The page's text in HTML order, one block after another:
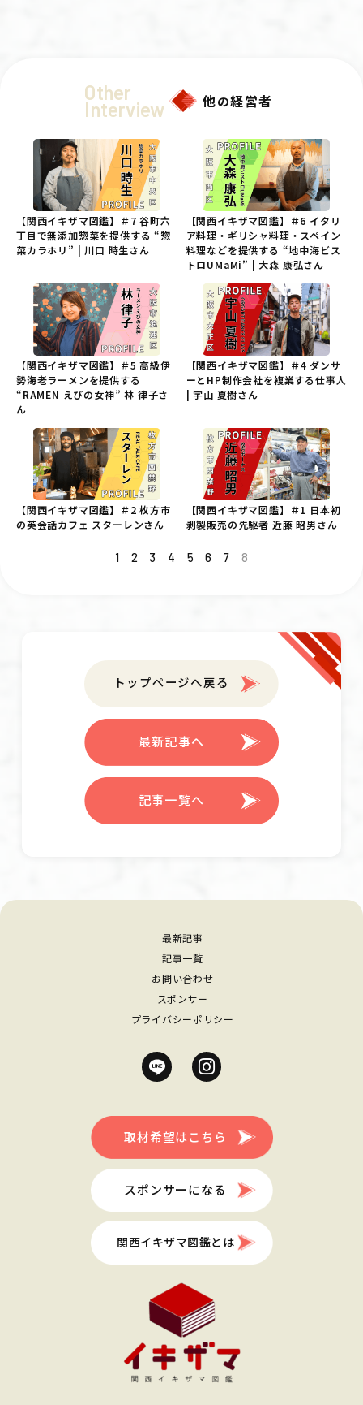
Other
Interview 他の経営者
【関西イキザマ図鑑】＃7 谷町六
丁目で無添加惣菜を提供する “惣
菜カラホリ” | 川口 時生さん
【関西イキザマ図鑑】＃6 イタリ
ア料理・ギリシャ料理・スペイン
料理などを提供する “地中海ビス
トロUMaMi” | 大森 康弘さん
【関西イキザマ図鑑】＃5 高級伊
勢海老ラーメンを提供する
“RAMEN えびの女神” 林 律子さ
ん
【関西イキザマ図鑑】＃4 ダンサ
ーとHP制作会社を複業する仕事人
| 宇山 夏樹さん
【関西イキザマ図鑑】＃2 枚方市
の英会話カフェ スターレンさん
【関西イキザマ図鑑】＃1 日本初
剥製販売の先駆者 近藤 昭男さん
1 2 3 4 5 6 7 8
トップページへ戻る
最新記事へ
記事一覧へ
取材希望はこちら
スポンサーになる
関西イキザマ図鑑とは
最新記事
記事一覧
お問い合わせ
スポンサー
プライバシーポリシー